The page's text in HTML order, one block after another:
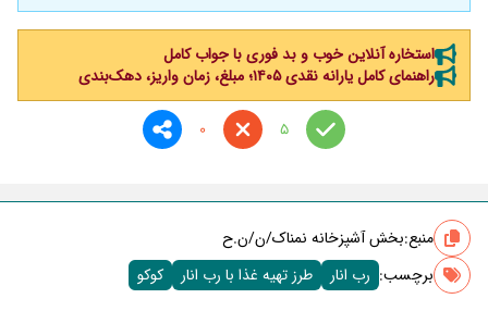
استخاره آنلاین خوب و بد فوری با جواب کامل
راهنمای کامل یارانه نقدی ۱۴۰۵؛ مبلغ، زمان واریز، دهک‌بندی
5
0
منبع:بخش آشپزخانه نمناک/ن/ن.ح
برچسب‌: رب انار طرز تهیه غذا با رب انار کوکو